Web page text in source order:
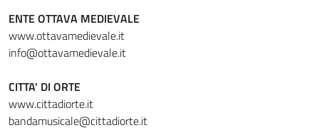
ENTE OTTAVA MEDIEVALE
www.ottavamedievale.it
info@ottavamedievale.it
CITTA' DI ORTE
www.cittadiorte.it
bandamusicale@cittadiorte.it